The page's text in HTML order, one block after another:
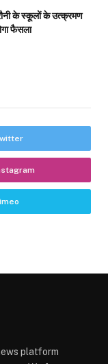
के स्कूलों के उत्क्रमण
फैसला
platform